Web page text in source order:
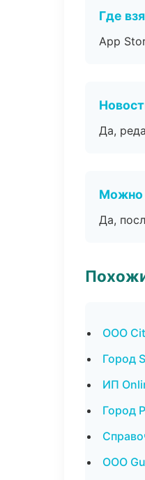
Где
App
Да,
Можно
Да,
ООО
Город
ИП
Город
ООО